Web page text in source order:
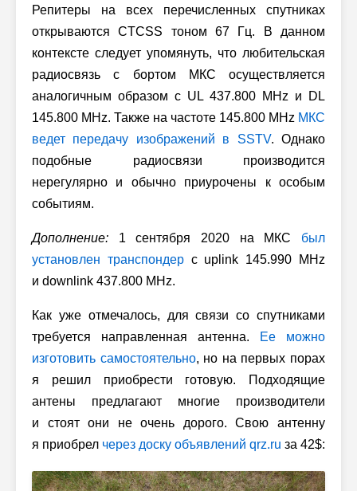
Репитеры на всех перечисленных спутниках
открываются CTCSS тоном 67 Гц. В данном
контексте следует упомянуть, что любительская
радиосвязь с бортом МКС осуществляется
аналогичным образом с UL 437.800 MHz и DL
145.800 MHz. Также на частоте 145.800 MHz МКС
ведет передачу изображений в SSTV. Однако
подобные радиосвязи производится
нерегулярно и обычно приурочены к особым
событиям.
Дополнение: 1 сентября 2020 на МКС был
установлен транспондерс uplink 145.990 MHz
и downlink 437.800 MHz.
Как уже отмечалось, для связи со спутниками
требуется направленная антенна.
Ее можно
изготовить самостоятельно, но на первых порах
я решил приобрести готовую. Подходящие
антены предлагают многие производители
и стоят они не очень дорого. Свою антенну
я приобрел через доску объявлений qrz.ru за 42$: